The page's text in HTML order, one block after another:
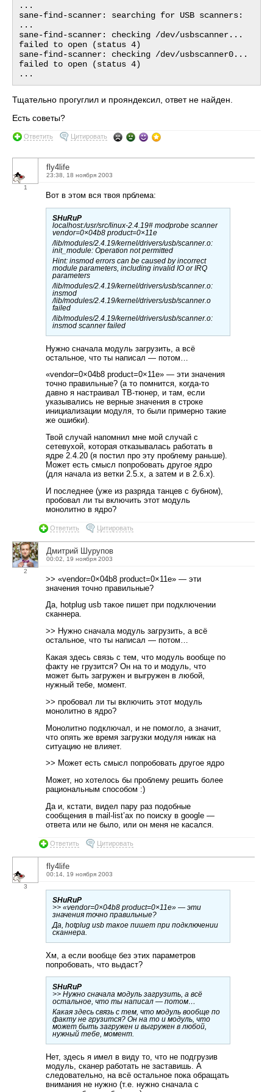
...
sane-find-scanner: searching for USB scanners:
...
sane-find-scanner: checking /dev/usbscanner...
failed to open (status 4)
sane-find-scanner: checking /dev/usbscanner0...
failed to open (status 4)
Тщательно прогуглил и прояндексил, ответ не найден.
Есть советы?
Ответить Цитировать
1
fly4life
23:38, 18 ноября 2003
Вот в этом вся твоя прблема:
SHuRuP
localhost:/usr/src/linux-2.4.19# modprobe scanner
vendor=0×04b8 product=0×11e
/lib/modules/2.4.19/kernel/drivers/usb/scanner.o:
init_module: Operation not permitted
Hint: insmod errors can be caused by incorrect
module parameters, including invalid IO or IRQ
parameters
/lib/modules/2.4.19/kernel/drivers/usb/scanner.o:
insmod
/lib/modules/2.4.19/kernel/drivers/usb/scanner.o
failed
/lib/modules/2.4.19/kernel/drivers/usb/scanner.o:
insmod scanner failed
Нужно сначала модуль загрузить, а всё
остальное, что ты написал — потом…
«vendor=0×04b8 product=0×11e» — эти значения
точно правильные? (а то помнится, когда-то
давно я настраивал ТВ-тюнер, и там, если
указывались не верные значения в строке
инициализации модуля, то были примерно такие
же ошибки).
Твой случай напомнил мне мой случай с
сетевухой, которая отказывалась работать в
ядре 2.4.20 (я постил про эту проблему раньше).
Может есть смысл попробовать другое ядро
(для начала из ветки 2.5.х, а затем и в 2.6.х).
И последнее (уже из разряда танцев с бубном),
пробовал ли ты включить этот модуль
монолитно в ядро?
Ответить Цитировать
2
Дмитрий Шурупов
00:02, 19 ноября 2003
>> «vendor=0×04b8 product=0×11e» — эти
значения точно правильные?
Да, hotplug usb такое пишет при подключении
сканнера.
>> Нужно сначала модуль загрузить, а всё
остальное, что ты написал — потом…
Какая здесь связь с тем, что модуль вообще по
факту не грузится? Он на то и модуль, что
может быть загружен и выгружен в любой,
нужный тебе, момент.
>> пробовал ли ты включить этот модуль
монолитно в ядро?
Монолитно подключал, и не помогло, а значит,
что опять же время загрузки модуля никак на
ситуацию не влияет.
>> Может есть смысл попробовать другое ядро
Может, но хотелось бы проблему решить более
рациональным способом :)
Да и, кстати, видел пару раз подобные
сообщения в mail-list’ах по поиску в google —
ответа или не было, или он меня не касался.
Ответить Цитировать
3
fly4life
00:14, 19 ноября 2003
SHuRuP
>> «vendor=0×04b8 product=0×11e» — эти
значения точно правильные?
Да, hotplug usb такое пишет при подключении
сканнера.
Хм, а если вообще без этих параметров
попробовать, что выдаст?
SHuRuP
>> Нужно сначала модуль загрузить, а всё
остальное, что ты написал — потом…
Какая здесь связь с тем, что модуль вообще по
факту не грузится? Он на то и модуль, что
может быть загружен и выгружен в любой,
нужный тебе, момент.
Нет, здесь я имел в виду то, что не подгрузив
модуль, сканер работать не заставишь. А
следовательно, на всё остальное пока обращать
внимания не нужно (т.е. нужно сначала с